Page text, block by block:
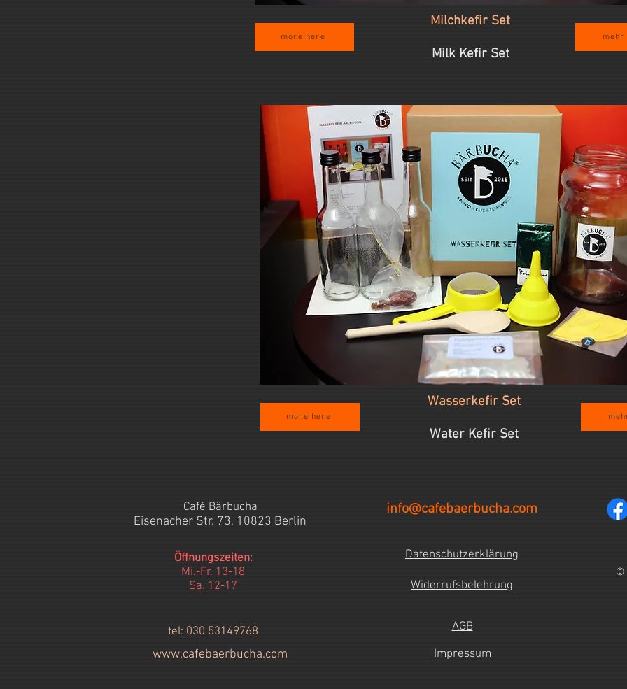
more here
Milchkefir Set
Milk Kefir Set
more here
Wasserkefir Set
Water Kefir Set
Café Bärbucha
Eisenacher Str. 73, 10823 Berlin
Öffnungszeiten:
Mi.-Fr. 13-18
Sa. 12-17
tel: 030 53149768
www.cafebaerbucha.com
info@cafebaerbucha.com
Datenschutzerklärung
©
Widerrufsbelehrung
AGB
Impressum